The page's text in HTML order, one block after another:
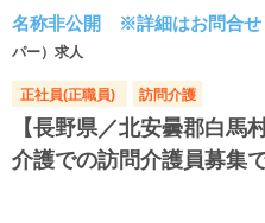
名称非公開 ※詳細はお問合せ
パー）求人
正社員(正職員) 訪問介護
【長野県／北安曇郡白馬
介護での訪問介護員募集